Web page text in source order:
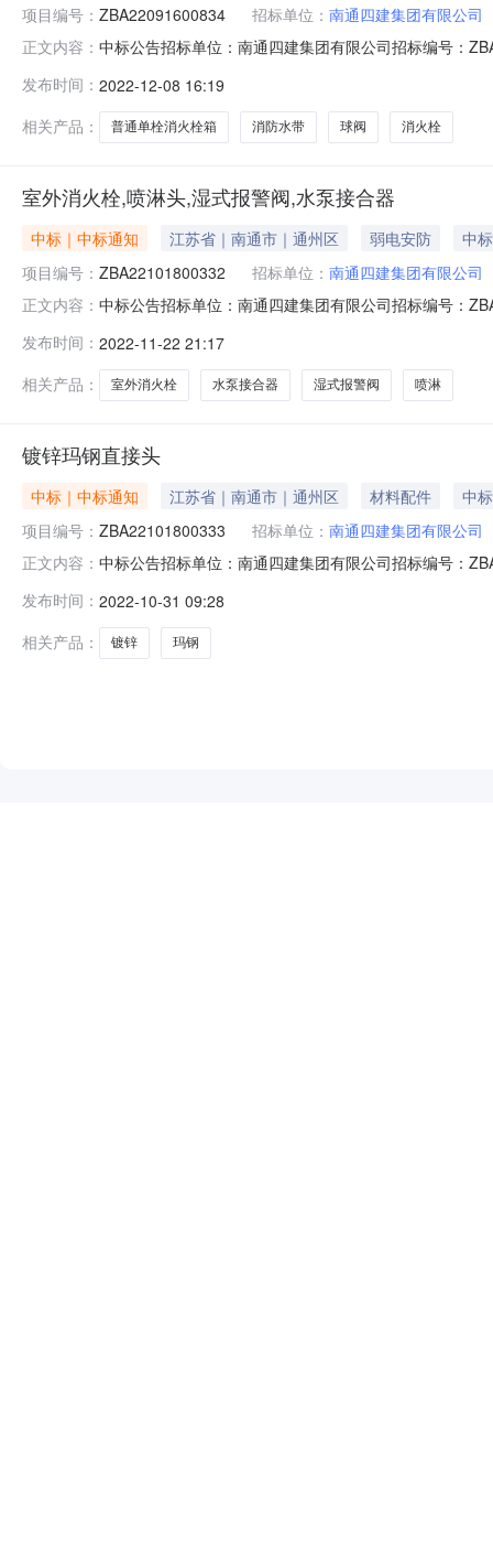
项目编号： ZBA22091600834 招标单位： 南通四建集团有限公司
正文内容： 中标公告招标单位：南通四建集团有限公司招标编号：
中标总价：459839.6元
发布时间： 2022-12-08 16:19
相关产品：
普通单栓消火栓箱 消防水带 球阀 消火栓
室外消火栓,喷淋头,湿式报警阀,水泵接合器
中标｜中标通知 江苏省｜南通市｜通州区 弱电安防
中
项目编号： ZBA22101800332 招标单位： 南通四建集团有限公司
正文内容： 中标公告招标单位：南通四建集团有限公司招标编号：
发布时间： 2022-11-22 21:17
相关产品：
室外消火栓 水泵接合器 湿式报警阀 喷淋
镀锌玛钢直接头
中标｜中标通知 江苏省｜南通市｜通州区 材料配件
中
项目编号： ZBA22101800333 招标单位： 南通四建集团有限公司
正文内容： 中标公告招标单位：南通四建集团有限公司招标编号：
发布时间： 2022-10-31 09:28
相关产品：
镀锌 玛钢